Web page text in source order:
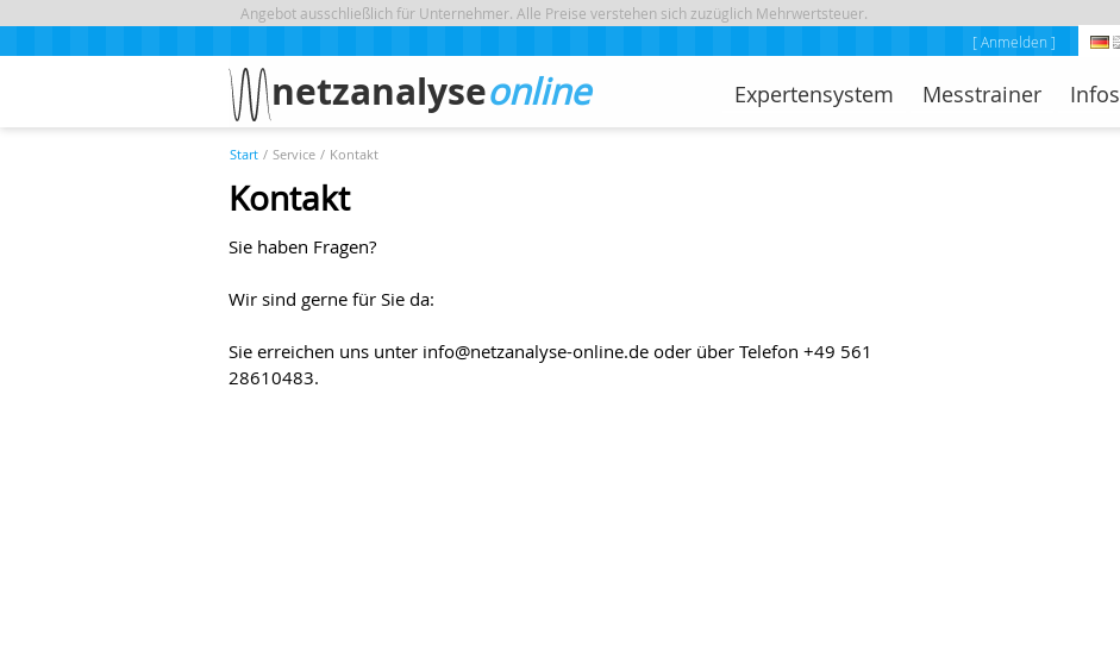
Angebot ausschließlich für Unternehmer. Alle Preise verstehen sich zuzüglich Mehrwertsteuer.
[ Anmelden ]
netzanalyseonline Expertensystem Messtrainer Infos
Start / Service / Kontakt
Kontakt
Sie haben Fragen?
Wir sind gerne für Sie da:
Sie erreichen uns unter info@netzanalyse-online.de oder über Telefon +49 561
28610483.